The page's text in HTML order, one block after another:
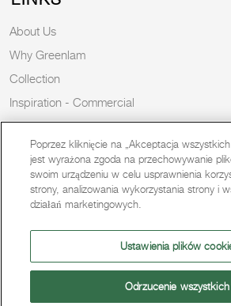
About Us
Why Greenlam
Collection
Inspiration - Commercial
Inspiration - Residential
Case Study
Trends
Resources
Poprzez kliknięcie na „Akceptacja
jest wyrażona zgoda na przechowywanie
swoim urządzeniu w celu usprawnienia
strony, analizowania wykorzystania strony i
działań marketingowych.
Ustawienia plików
Odrzucenie wszystkich